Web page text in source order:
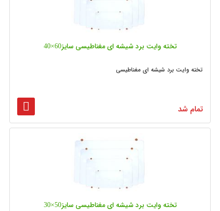
تخته وایت برد شیشه‌ ای مغناطیسی سایز60×40
تخته وایت برد شیشه ای مغناطیسی
تمام شد
تخته وایت برد شیشه‌ ای مغناطیسی سایز50×30